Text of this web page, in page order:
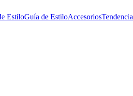
EstiloGuía de EstiloAccesorios